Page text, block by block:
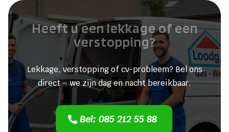
Heeft u een lekkage of een
verstopping?
Lekkage, verstopping of cv-probleem? Bel ons
direct – we zijn dag en nacht bereikbaar.
Bel: 085 212 55 88